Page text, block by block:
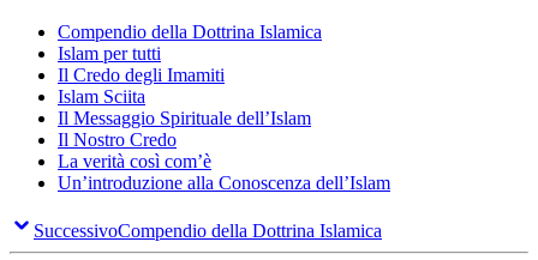
Compendio della Dottrina Islamica
Islam per tutti
Il Credo degli Imamiti
Islam Sciita
Il Messaggio Spirituale dell’Islam
Il Nostro Credo
La verità così com’è
Un’introduzione alla Conoscenza dell’Islam
SuccessivoCompendio della Dottrina Islamica